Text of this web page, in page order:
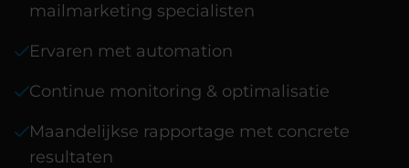
mailmarketing specialisten
Ervaren met automation
Continue monitoring & optimalisatie
Maandelijkse rapportage met concrete
resultaten